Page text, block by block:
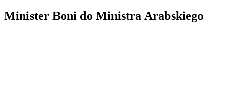
Minister Boni do Ministra Arabskiego